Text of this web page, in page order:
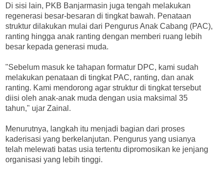
Di sisi lain, PKB Banjarmasin juga tengah melakukan
regenerasi besar-besaran di tingkat bawah. Penataan
struktur dilakukan mulai dari Pengurus Anak Cabang (PAC),
ranting hingga anak ranting dengan memberi ruang lebih
besar kepada generasi muda.
"Sebelum masuk ke tahapan formatur DPC, kami sudah
melakukan penataan di tingkat PAC, ranting, dan anak
ranting. Kami mendorong agar struktur di tingkat tersebut
diisi oleh anak-anak muda dengan usia maksimal 35
tahun," ujar Zainal.
Menurutnya, langkah itu menjadi bagian dari proses
kaderisasi yang berkelanjutan. Pengurus yang usianya
telah melewati batas usia tertentu dipromosikan ke jenjang
organisasi yang lebih tinggi.